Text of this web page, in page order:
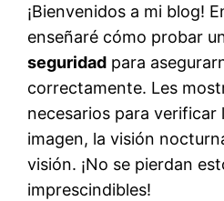
¡Bienvenidos a mi blog!
enseñaré cómo probar
seguridad para
correctamente. Les
necesarios para verificar
imagen, la visión
visión. ¡No se pierdan
imprescindibles!